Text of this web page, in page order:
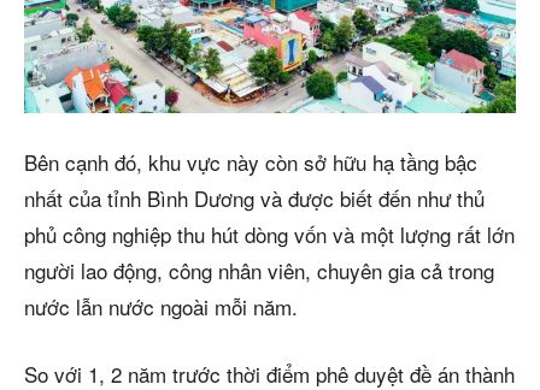
Bên cạnh đó, khu vực này còn sở hữu hạ tầng bậc
nhất của tỉnh Bình Dương và được biết đến như thủ
phủ công nghiệp thu hút dòng vốn và một lượng rất lớn
người lao động, công nhân viên, chuyên gia cả trong
nước lẫn nước ngoài mỗi năm.
So với 1, 2 năm trước thời điểm phê duyệt đề án thành